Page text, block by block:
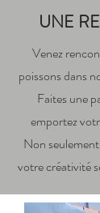
UNE
Venez
poissons dans
Faites une
emportez
Non
votre créativité